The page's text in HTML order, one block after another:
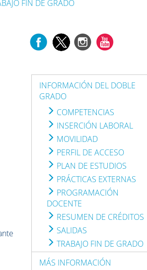
FIN DE GRADO
INFORMACIÓN DEL DOBLE
GRADO
COMPETENCIAS
INSERCIÓN LABORAL
MOVILIDAD
PERFIL DE ACCESO
PLAN DE ESTUDIOS
PRÁCTICAS EXTERNAS
PROGRAMACIÓN
DOCENTE
RESUMEN DE CRÉDITOS
SALIDAS
TRABAJO FIN DE GRADO
MÁS INFORMACIÓN